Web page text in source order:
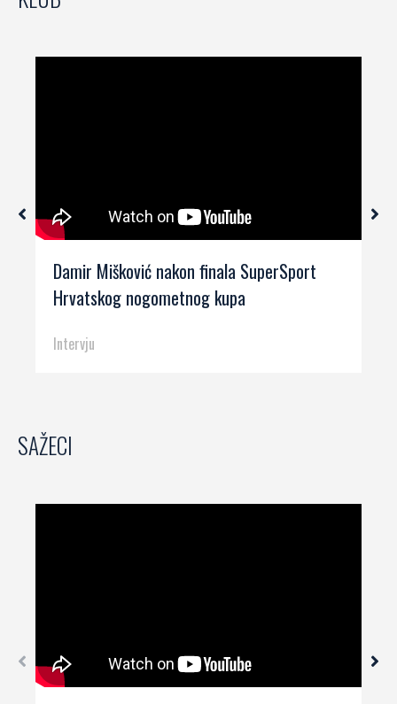
Damir Mišković nakon finala SuperSport
Hrvatskog nogometnog kupa
Intervju
SAŽECI